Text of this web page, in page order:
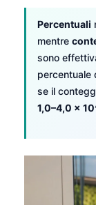
Percentuali
mentre
sono
percentuale
se il
1,0–4,0 x